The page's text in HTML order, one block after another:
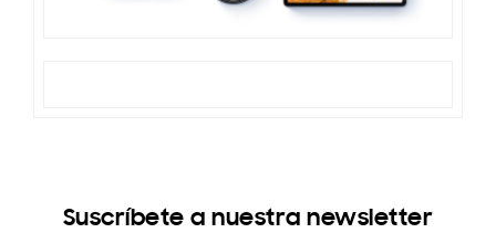
Suscríbete a nuestra newsletter